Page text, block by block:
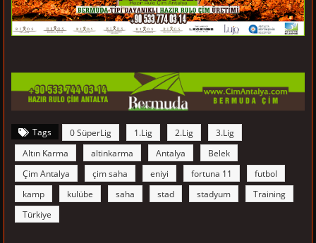
Tags 0 SüperLig 1.Lig 2.Lig
3.Lig
Altın Karma
altinkarma Antalya
Belek
Çim Antalya
çim saha eniyi fortuna 11
futbol
kamp
kulübe saha stad stadyum
Training
Türkiye